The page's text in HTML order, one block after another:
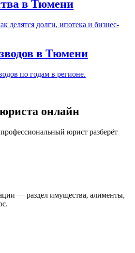
в Тюмени
делятся долги, ипотека и бизнес-
в Тюмени
по годам в регионе.
онлайн
юрист разберёт
— раздел имущества, алименты,